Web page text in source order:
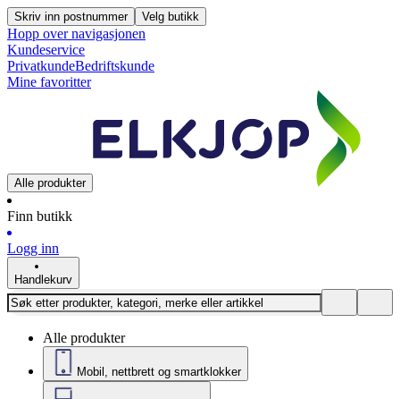
Skriv inn postnummer Velg butikk
Hopp over navigasjonen
Kundeservice
PrivatkundeBedriftskunde
Mine favoritter
Alle produkter
Finn butikk
Logg inn
Handlekurv
Alle produkter
Mobil, nettbrett og smartklokker